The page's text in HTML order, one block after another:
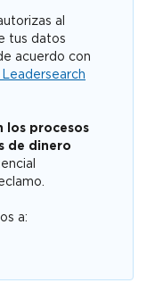
al
tus datos
acuerdo con
los procesos
de dinero
a: